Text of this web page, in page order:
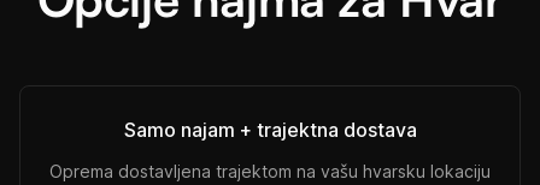
Samo najam + trajektna dostava
Oprema dostavljena trajektom na vašu hvarsku lokaciju